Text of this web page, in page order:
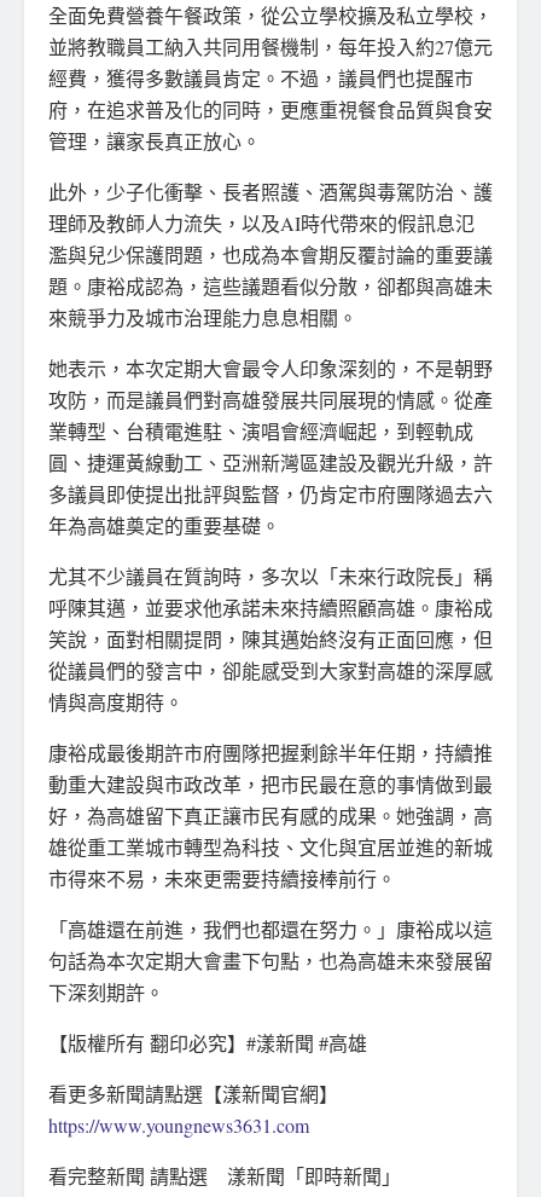
全面免費營養午餐政策，從公立學校擴及私立學校，
並將教職員工納入共同用餐機制，每年投入約27億元
經費，獲得多數議員肯定。不過，議員們也提醒市
府，在追求普及化的同時，更應重視餐食品質與食安
管理，讓家長真正放心。
此外，少子化衝擊、長者照護、酒駕與毒駕防治、護
理師及教師人力流失，以及AI時代帶來的假訊息氾
濫與兒少保護問題，也成為本會期反覆討論的重要議
題。康裕成認為，這些議題看似分散，卻都與高雄未
來競爭力及城市治理能力息息相關。
她表示，本次定期大會最令人印象深刻的，不是朝野
攻防，而是議員們對高雄發展共同展現的情感。從產
業轉型、台積電進駐、演唱會經濟崛起，到輕軌成
圓、捷運黃線動工、亞洲新灣區建設及觀光升級，許
多議員即使提出批評與監督，仍肯定市府團隊過去六
年為高雄奠定的重要基礎。
尤其不少議員在質詢時，多次以「未來行政院長」稱
呼陳其邁，並要求他承諾未來持續照顧高雄。康裕成
笑說，面對相關提問，陳其邁始終沒有正面回應，但
從議員們的發言中，卻能感受到大家對高雄的深厚感
情與高度期待。
康裕成最後期許市府團隊把握剩餘半年任期，持續推
動重大建設與市政改革，把市民最在意的事情做到最
好，為高雄留下真正讓市民有感的成果。她強調，高
雄從重工業城市轉型為科技、文化與宜居並進的新城
市得來不易，未來更需要持續接棒前行。
「高雄還在前進，我們也都還在努力。」康裕成以這
句話為本次定期大會畫下句點，也為高雄未來發展留
下深刻期許。
【版權所有 翻印必究】#漾新聞 #高雄
看更多新聞請點選【漾新聞官網】
https://www.youngnews3631.com
看完整新聞 請點選 漾新聞「即時新聞」